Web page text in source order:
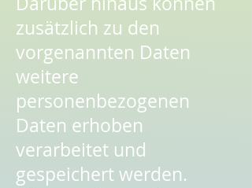
zusätzlich zu den
vorgenannten Daten
weitere
personenbezogenen
Daten erhoben
verarbeitet und
gespeichert werden.